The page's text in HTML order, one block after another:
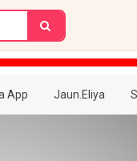
App Jaun.Eliya